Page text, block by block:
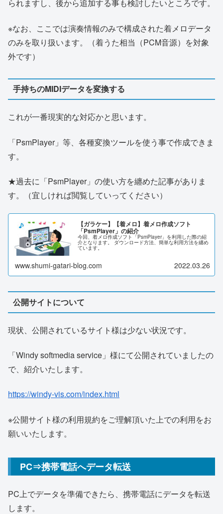
られますし、後から追加する事も検討したいところです。
※なお、ここでは演奏情報のみで構成された着メロデータ
のみを取り扱います。（着うた相当（PCM音源）を対象
外です）
手持ちのMIDIデータを変換する
これが一番現実的な対応かと思います。
「PsmPlayer」等、各種変換ツールを使う事で作成できま
す。
★過去に「PsmPlayer」の使い方を纏めた記事がありま
す。（宜しければ閲覧していってください）
【ガラケー】【着メロ】着メロ作成ソフト
「PsmPlayer」の紹介
今回、着メロ作成ソフト「PsmPlayer」を利用した際の紹
介となります。 ダウンロード方法、簡単な利用方法を纏め
ています。
www.shumi-gatari-blog.com 2022.03.26
公開サイトについて
現状、公開されているサイト様は少ない状況です。
「Windy softmedia service」様にて公開されていましたの
で、紹介いたします。
https://windy-vis.com/index.html
※公開サイト様の利用規約をご理解頂いた上での利用をお
願いいたします。
PC⇒携帯電話へデータ転送
PC上でデータを準備できたら、携帯電話にデータを転送
します。